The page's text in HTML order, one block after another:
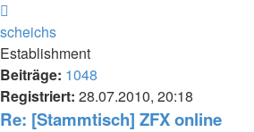
oben
scheichs
Establishment
Beiträge: 1048
Registriert: 28.07.2010, 20:18
Re: [Stammtisch] ZFX online